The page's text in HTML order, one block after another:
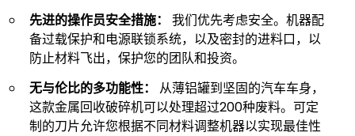
先进的操作员安全措施： 我们优先考虑安全。机器配
备过载保护和电源联锁系统，以及密封的进料口，以
防止材料飞出，保护您的团队和投资。
无与伦比的多功能性：
从薄铝罐到坚固的汽车车身，
这款金属回收破碎机可以处理超过200种废料。可定
制的刀片允许您根据不同材料调整机器以实现最佳性